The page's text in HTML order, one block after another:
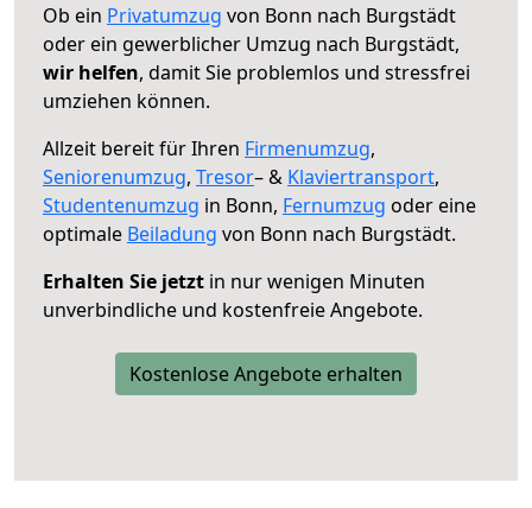
Ob ein Privatumzug von Bonn nach Burgstädt
oder ein gewerblicher Umzug nach Burgstädt,
wir helfen, damit Sie problemlos und stressfrei
umziehen können.
Allzeit bereit für Ihren Firmenumzug,
Seniorenumzug, Tresor– & Klaviertransport,
Studentenumzug in Bonn, Fernumzug oder eine
optimale Beiladung von Bonn nach Burgstädt.
Erhalten Sie jetzt in nur wenigen Minuten
unverbindliche und kostenfreie Angebote.
Kostenlose Angebote erhalten